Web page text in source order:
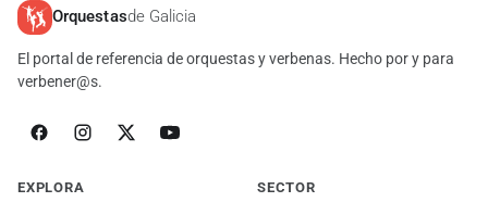
Orquestasde Galicia
El portal de referencia de orquestas y verbenas. Hecho por y para
verbener@s.
EXPLORA SECTOR